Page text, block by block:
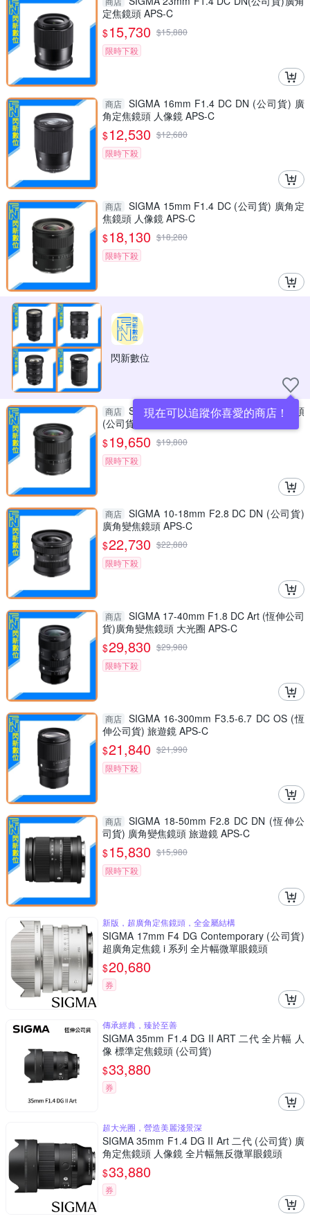
定焦鏡頭 APS-C
$15,730 $15,880
限時下殺
商店 SIGMA 16mm F1.4 DC DN (公司貨) 廣
角定焦鏡頭 人像鏡 APS-C
$12,530 $12,680
限時下殺
商店 SIGMA 15mm F1.4 DC (公司貨) 廣角定
焦鏡頭 人像鏡 APS-C
$18,130 $18,280
限時下殺
閃新數位
現在可以追蹤你喜愛的商店！
商店 SIGMA 12mm F1.4 DC 超廣角定焦鏡頭
(公司貨)大光圈 APS-C 適風景 星空攝影
$19,650 $19,800
限時下殺
商店 SIGMA 10-18mm F2.8 DC DN (公司貨)
廣角變焦鏡頭 APS-C
$22,730 $22,880
限時下殺
商店 SIGMA 17-40mm F1.8 DC Art (恆伸公司
貨)廣角變焦鏡頭 大光圈 APS-C
$29,830 $29,980
限時下殺
商店 SIGMA 16-300mm F3.5-6.7 DC OS (恆
伸公司貨) 旅遊鏡 APS-C
$21,840 $21,990
限時下殺
商店 SIGMA 18-50mm F2.8 DC DN (恆伸公
司貨) 廣角變焦鏡頭 旅遊鏡 APS-C
$15,830 $15,980
限時下殺
新版，超廣角定焦鏡頭，全金屬結構
SIGMA 17mm F4 DG Contemporary (公司貨)
超廣角定焦鏡 i 系列 全片幅微單眼鏡頭
$20,680
券
傳承經典，臻於至善
SIGMA 35mm F1.4 DG II ART 二代 全片幅 人
像 標準定焦鏡頭 (公司貨)
$33,880
券
超大光圈，營造美麗淺景深
SIGMA 35mm F1.4 DG II Art 二代 (公司貨) 廣
角定焦鏡頭 人像鏡 全片幅無反微單眼鏡頭
$33,880
券